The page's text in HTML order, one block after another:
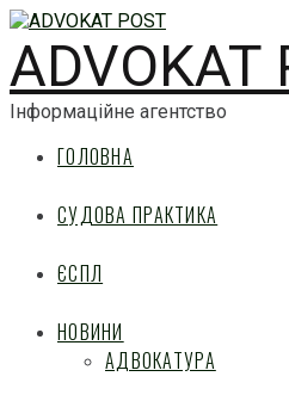
ADVOKAT
Інформаційне агентство
ГОЛОВНА
СУДОВА ПРАКТИКА
ЄСПЛ
НОВИНИ
АДВОКАТУРА